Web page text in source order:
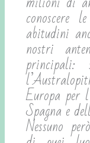
abitudini
nostri
Europa per
Spagna e
Nessuno